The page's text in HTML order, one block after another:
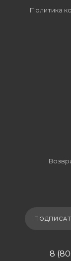
Политика
8